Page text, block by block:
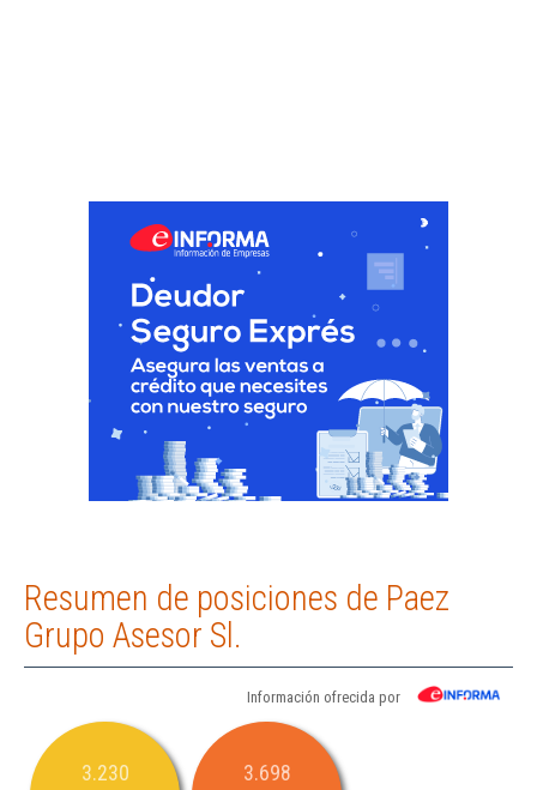
Resumen de posiciones de Paez
Grupo Asesor Sl.
Información ofrecida por
3.230 3.698